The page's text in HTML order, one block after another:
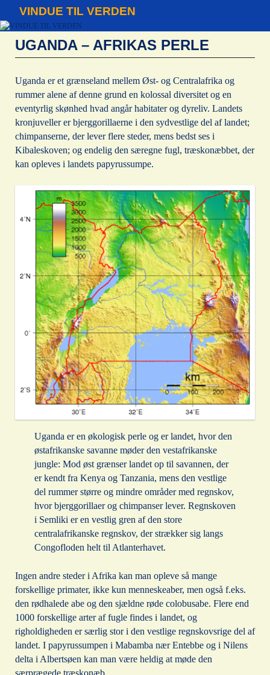
VINDUE TIL VERDEN
UGANDA – AFRIKAS PERLE
Uganda er et grænseland mellem Øst- og Centralafrika og
rummer alene af denne grund en kolossal diversitet og en
eventyrlig skønhed hvad angår habitater og dyreliv. Landets
kronjuveller er bjerggorillaerne i den sydvestlige del af landet;
chimpanserne, der lever flere steder, mens bedst ses i
Kibaleskoven; og endelig den særegne fugl, træskonæbbet, der
kan opleves i landets papyrussumpe.
Uganda er en økologisk perle og er landet, hvor den
østafrikanske savanne møder den vestafrikanske
jungle: Mod øst grænser landet op til savannen, der
er kendt fra Kenya og Tanzania, mens den vestlige
del rummer større og mindre områder med regnskov,
hvor bjerggorillaer og chimpanser lever. Regnskoven
i Semliki er en vestlig gren af den store
centralafrikanske regnskov, der strækker sig langs
Congofloden helt til Atlanterhavet.
Ingen andre steder i Afrika kan man opleve så mange
forskellige primater, ikke kun menneskeaber, men også f.eks.
den rødhalede abe og den sjældne røde colobusabe. Flere end
1000 forskellige arter af fugle findes i landet, og
righoldigheden er særlig stor i den vestlige regnskovsrige del af
landet. I papyrussumpen i Mabamba nær Entebbe og i Nilens
delta i Albertsøen kan man være heldig at møde den
særprægede træskonæb.